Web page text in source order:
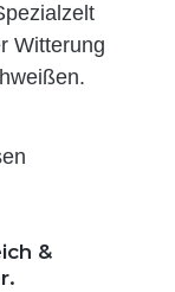
Witterung
&